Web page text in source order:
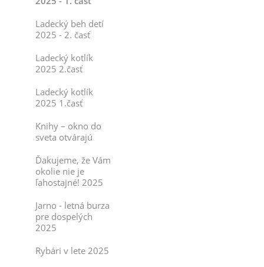
Ladecký beh detí
2025 - 2. časť
Ladecký kotlík
2025 2.časť
Ladecký kotlík
2025 1.časť
Knihy – okno do
sveta otvárajú
Ďakujeme, že Vám
okolie nie je
ľahostajné! 2025
Jarno - letná burza
pre dospelých
2025
Rybári v lete 2025